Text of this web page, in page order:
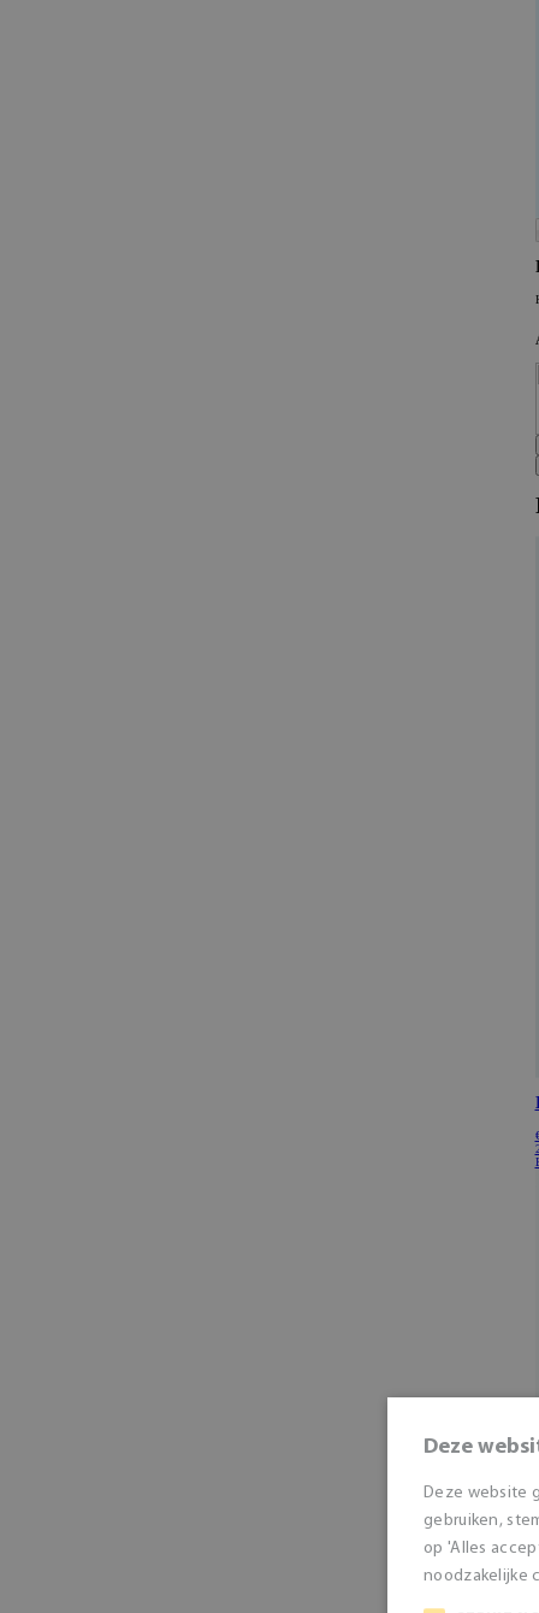
Deze
Deze website
gebruiken,
op 'Alles
noodzakelijke